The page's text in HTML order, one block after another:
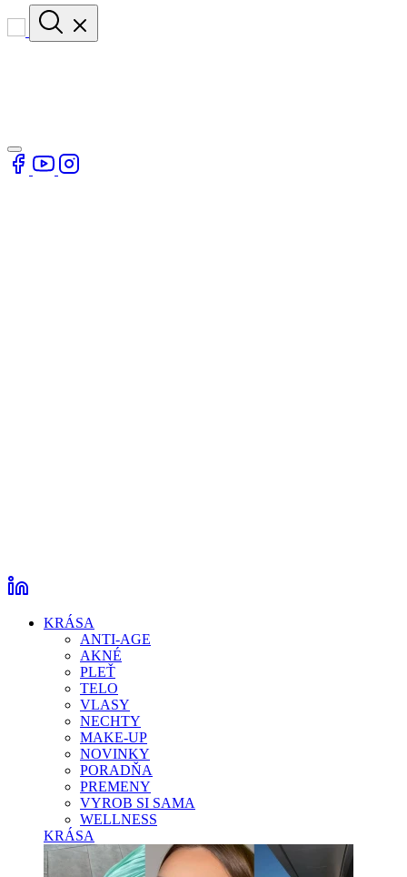
KRÁSA
ANTI-AGE
AKNÉ
PLEŤ
TELO
VLASY
NECHTY
MAKE-UP
NOVINKY
PORADŇA
PREMENY
VYROB SI SAMA
WELLNESS
KRÁSA